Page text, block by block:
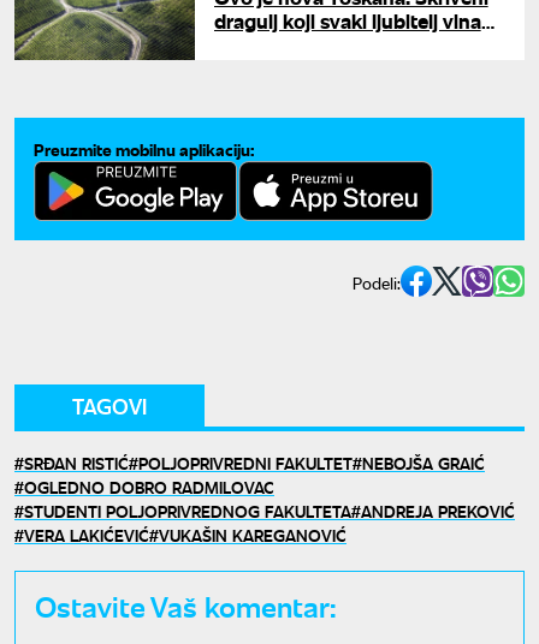
dragulj koji svaki ljubitelj vina
Preuzmite mobilnu aplikaciju:
Podeli:
TAGOVI
SRĐAN RISTIĆ POLJOPRIVREDNI FAKULTET NEBOJŠA GRAIĆ
OGLEDNO DOBRO RADMILOVAC
STUDENTI POLJOPRIVREDNOG FAKULTETA ANDREJA PREKOVIĆ
VERA LAKIĆEVIĆ VUKAŠIN KAREGANOVIĆ
Ostavite Vaš komentar: